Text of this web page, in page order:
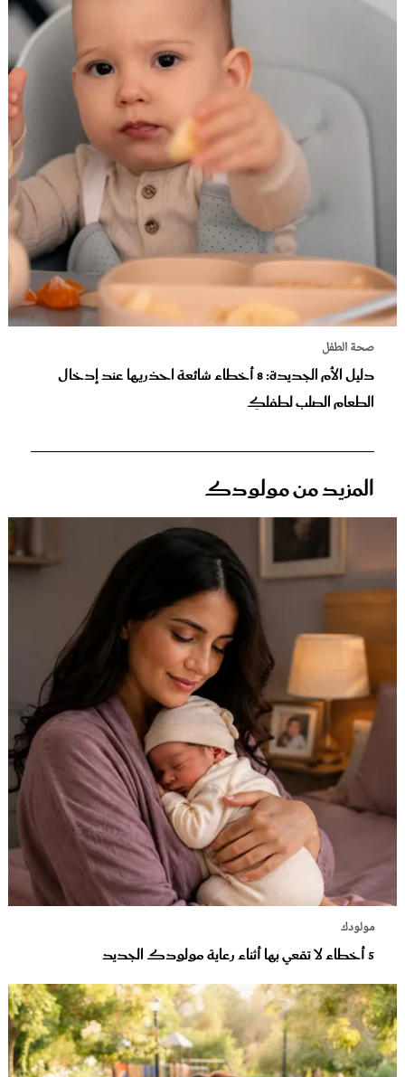
صحة الطفل
دليل الأم الجديدة: 8 أخطاء شائعة احذريها عند إدخال
الطعام الصلب لطفلكِ
المزيد من مولودك
مولودك
5 أخطاء لا تقعي بها أثناء رعاية مولودك الجديد